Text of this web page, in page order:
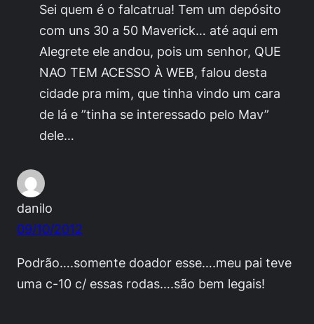
Sei quem é o falcatrua! Tem um depósito
com uns 30 a 50 Maverick… até aqui em
Alegrete ele andou, pois um senhor, QUE
NAO TEM ACESSO À WEB, falou desta
cidade pra mim, que tinha vindo um cara
de lá e ”tinha se interessado pelo Mav”
dele…
danilo
09/10/2012
Podrão….somente doador esse….meu pai teve
uma c-10 c/ essas rodas….são bem legais!